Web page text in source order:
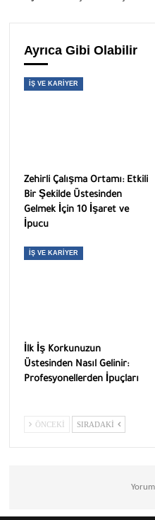
Ayrıca Gibi Olabilir
İŞ VE KARIYER
Zehirli Çalışma Ortamı: Etkili
Bir Şekilde Üstesinden
Gelmek İçin 10 İşaret ve
İpucu
İŞ VE KARIYER
İlk İş Korkunuzun
Üstesinden Nasıl Gelinir:
Profesyonellerden İpuçları
ÖNCEKI SIRADAKI